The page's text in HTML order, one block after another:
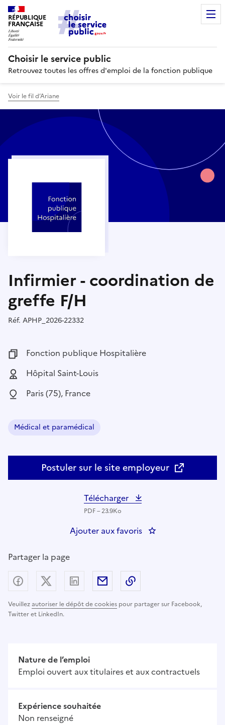
RÉPUBLIQUE
FRANÇAISE
Choisir le service public
Retrouvez toutes les offres d'emploi de la fonction publique
Voir le fil d’Ariane
Infirmier - coordination de
greffe F/H
Réf. Référence :
APHP_2026-22332
Fonction publique :
Fonction publique Hospitalière
Employeur :
Hôpital Saint-Louis
Localisation :
Paris (75), France
Domaine :
Médical et paramédical
Postuler sur le site employeur
Télécharger
PDF – 23.9Ko
Ajouter aux favoris : Infirmier -
Partager la page
Veuillezautoriser le dépôt de cookies pour partager sur Facebook,
Twitter et LinkedIn.
Partager sur Facebook
Partager sur X (anciennement Twitter) -
Partager sur LinkedIn
Partager par email
Nature de l’emploi
Emploi ouvert aux titulaires et aux contractuels
Expérience souhaitée
Non renseigné